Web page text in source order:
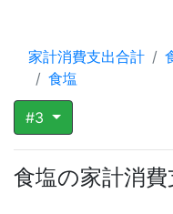
家計消費支出合計
食塩
#3
食塩の家計消費